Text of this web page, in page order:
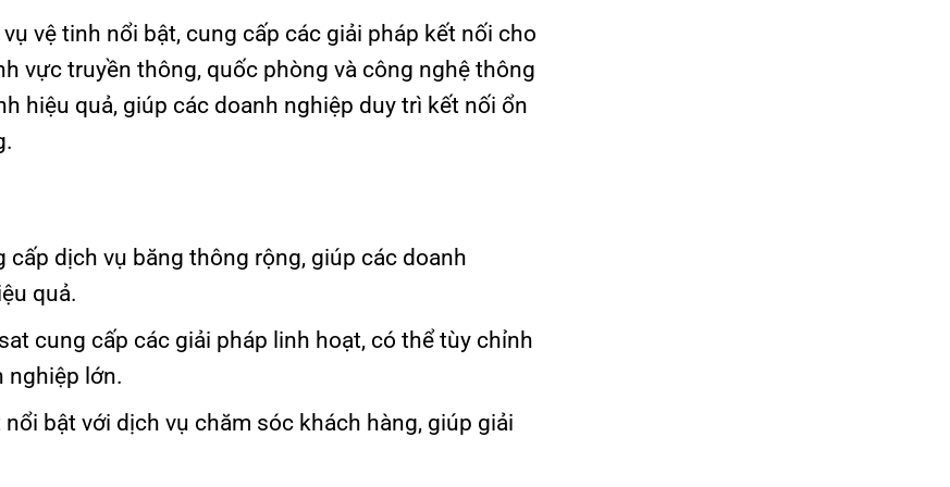
vệ tinh nổi bật, cung cấp các giải pháp kết nối cho
vực truyền thông, quốc phòng và công nghệ thông
hiệu quả, giúp các doanh nghiệp duy trì kết nối ổn
cấp dịch vụ băng thông rộng, giúp các doanh
quả.
cung cấp các giải pháp linh hoạt, có thể tùy chỉnh
nghiệp lớn.
nổi bật với dịch vụ chăm sóc khách hàng, giúp giải